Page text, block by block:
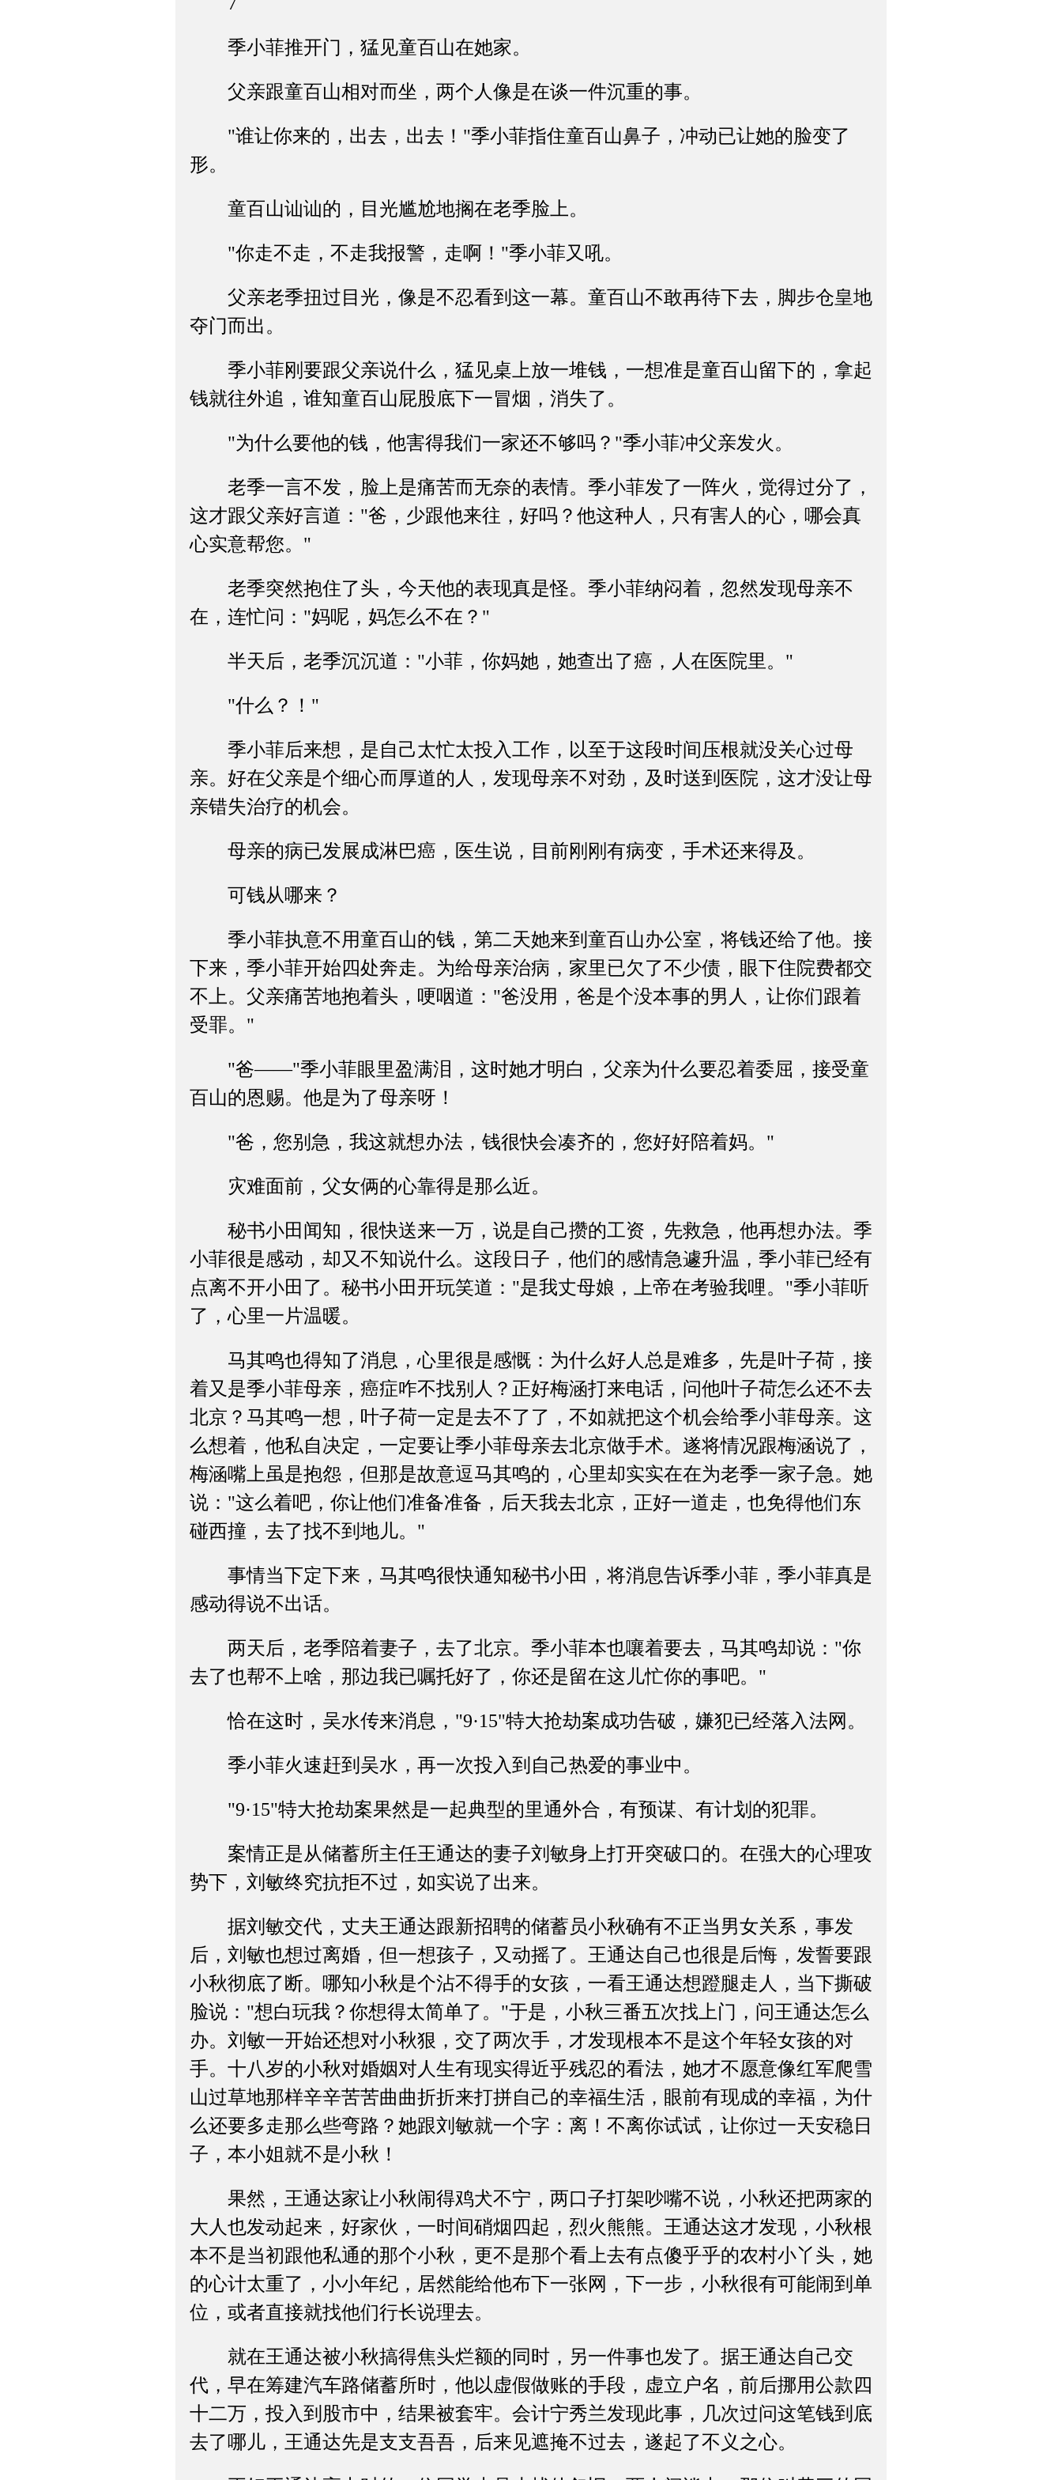
季小菲推开门，猛见童百山在她家。
父亲跟童百山相对而坐，两个人像是在谈一件沉重的事。
"谁让你来的，出去，出去！"季小菲指住童百山鼻子，冲动已让她的脸变了
形。
童百山讪讪的，目光尴尬地搁在老季脸上。
"你走不走，不走我报警，走啊！"季小菲又吼。
父亲老季扭过目光，像是不忍看到这一幕。童百山不敢再待下去，脚步仓皇地
夺门而出。
季小菲刚要跟父亲说什么，猛见桌上放一堆钱，一想准是童百山留下的，拿起
钱就往外追，谁知童百山屁股底下一冒烟，消失了。
"为什么要他的钱，他害得我们一家还不够吗？"季小菲冲父亲发火。
老季一言不发，脸上是痛苦而无奈的表情。季小菲发了一阵火，觉得过分了，
这才跟父亲好言道："爸，少跟他来往，好吗？他这种人，只有害人的心，哪会真
心实意帮您。"
老季突然抱住了头，今天他的表现真是怪。季小菲纳闷着，忽然发现母亲不
在，连忙问："妈呢，妈怎么不在？"
半天后，老季沉沉道："小菲，你妈她，她查出了癌，人在医院里。"
"什么？！"
季小菲后来想，是自己太忙太投入工作，以至于这段时间压根就没关心过母
亲。好在父亲是个细心而厚道的人，发现母亲不对劲，及时送到医院，这才没让母
亲错失治疗的机会。
母亲的病已发展成淋巴癌，医生说，目前刚刚有病变，手术还来得及。
可钱从哪来？
季小菲执意不用童百山的钱，第二天她来到童百山办公室，将钱还给了他。接
下来，季小菲开始四处奔走。为给母亲治病，家里已欠了不少债，眼下住院费都交
不上。父亲痛苦地抱着头，哽咽道："爸没用，爸是个没本事的男人，让你们跟着
受罪。"
"爸——"季小菲眼里盈满泪，这时她才明白，父亲为什么要忍着委屈，接受童
百山的恩赐。他是为了母亲呀！
"爸，您别急，我这就想办法，钱很快会凑齐的，您好好陪着妈。"
灾难面前，父女俩的心靠得是那么近。
秘书小田闻知，很快送来一万，说是自己攒的工资，先救急，他再想办法。季
小菲很是感动，却又不知说什么。这段日子，他们的感情急遽升温，季小菲已经有
点离不开小田了。秘书小田开玩笑道："是我丈母娘，上帝在考验我哩。"季小菲听
了，心里一片温暖。
马其鸣也得知了消息，心里很是感慨：为什么好人总是难多，先是叶子荷，接
着又是季小菲母亲，癌症咋不找别人？正好梅涵打来电话，问他叶子荷怎么还不去
北京？马其鸣一想，叶子荷一定是去不了了，不如就把这个机会给季小菲母亲。这
么想着，他私自决定，一定要让季小菲母亲去北京做手术。遂将情况跟梅涵说了，
梅涵嘴上虽是抱怨，但那是故意逗马其鸣的，心里却实实在在为老季一家子急。她
说："这么着吧，你让他们准备准备，后天我去北京，正好一道走，也免得他们东
碰西撞，去了找不到地儿。"
事情当下定下来，马其鸣很快通知秘书小田，将消息告诉季小菲，季小菲真是
感动得说不出话。
两天后，老季陪着妻子，去了北京。季小菲本也嚷着要去，马其鸣却说："你
去了也帮不上啥，那边我已嘱托好了，你还是留在这儿忙你的事吧。"
恰在这时，吴水传来消息，"9·15"特大抢劫案成功告破，嫌犯已经落入法网。
季小菲火速赶到吴水，再一次投入到自己热爱的事业中。
"9·15"特大抢劫案果然是一起典型的里通外合，有预谋、有计划的犯罪。
案情正是从储蓄所主任王通达的妻子刘敏身上打开突破口的。在强大的心理攻
势下，刘敏终究抗拒不过，如实说了出来。
据刘敏交代，丈夫王通达跟新招聘的储蓄员小秋确有不正当男女关系，事发
后，刘敏也想过离婚，但一想孩子，又动摇了。王通达自己也很是后悔，发誓要跟
小秋彻底了断。哪知小秋是个沾不得手的女孩，一看王通达想蹬腿走人，当下撕破
脸说："想白玩我？你想得太简单了。"于是，小秋三番五次找上门，问王通达怎么
办。刘敏一开始还想对小秋狠，交了两次手，才发现根本不是这个年轻女孩的对
手。十八岁的小秋对婚姻对人生有现实得近乎残忍的看法，她才不愿意像红军爬雪
山过草地那样辛辛苦苦曲曲折折来打拼自己的幸福生活，眼前有现成的幸福，为什
么还要多走那么些弯路？她跟刘敏就一个字：离！不离你试试，让你过一天安稳日
子，本小姐就不是小秋！
果然，王通达家让小秋闹得鸡犬不宁，两口子打架吵嘴不说，小秋还把两家的
大人也发动起来，好家伙，一时间硝烟四起，烈火熊熊。王通达这才发现，小秋根
本不是当初跟他私通的那个小秋，更不是那个看上去有点傻乎乎的农村小丫头，她
的心计太重了，小小年纪，居然能给他布下一张网，下一步，小秋很有可能闹到单
位，或者直接就找他们行长说理去。
就在王通达被小秋搞得焦头烂额的同时，另一件事也发了。据王通达自己交
代，早在筹建汽车路储蓄所时，他以虚假做账的手段，虚立户名，前后挪用公款四
十二万，投入到股市中，结果被套牢。会计宁秀兰发现此事，几次过问这笔钱到底
去了哪儿，王通达先是支支吾吾，后来见遮掩不过去，遂起了不义之心。